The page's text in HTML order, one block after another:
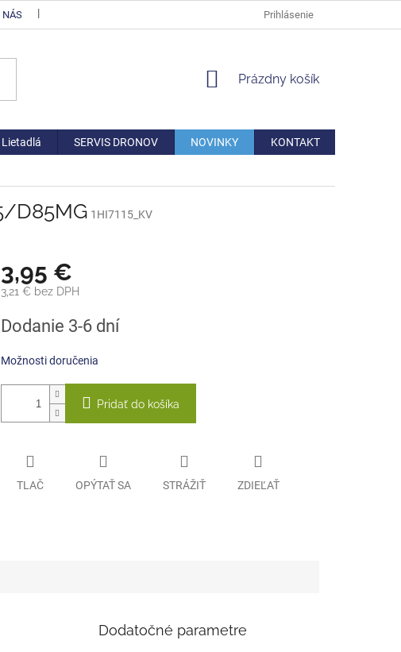
NÁS AKO REKLAMOVAŤ/VRÁTIŤ
Prihlásenie
NÁKUPNÝ
Prázdny košík
Lietadlá SERVIS DRONOV NOVINKY KONTAKT
D85MG 1HI7115_KV
3,95 €
3,21 € bez DPH
cena:
Dodanie 3-6 dní
Možnosti doručenia
Pridať do košíka
TLAČ OPÝTAŤ SA STRÁŽIŤ ZDIEĽAŤ
Dodatočné parametre